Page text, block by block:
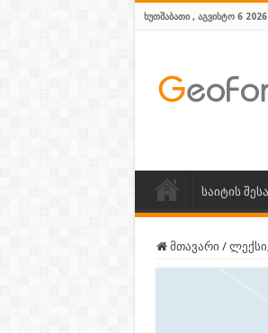
ᲮᲣᲗᲨᲐᲑᲐᲗᲘ , ᲐᲒᲕᲘᲡᲢᲝ 6 2026
საიტის
მთავარი /